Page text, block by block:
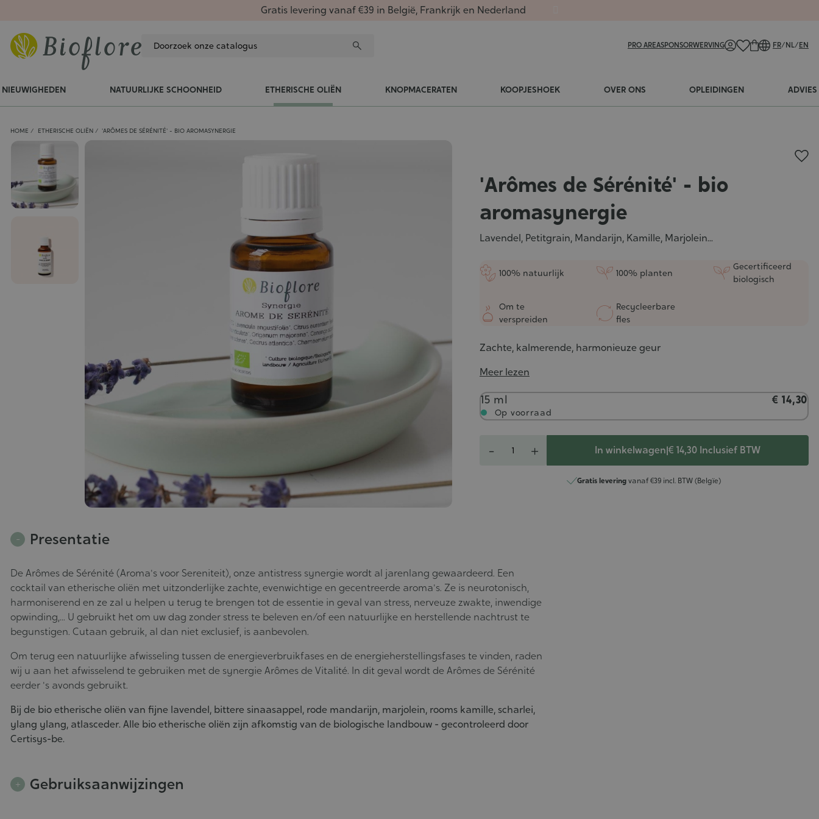
Gratis levering vanaf €39 in België, Frankrijk en Nederland
PRO AREASPONSORWERVING FR/NL/EN
NIEUWIGHEDEN NATUURLIJKE SCHOONHEID ETHERISCHE OLIËN KNOPMACERATEN KOOPJESHOEK OVER ONS OPLEIDINGEN ADVIES
HOME ETHERISCHE OLIËN 'ARÔMES DE SÉRÉNITÉ' - BIO AROMASYNERGIE
'Arômes de Sérénité' - bio
aromasynergie
Lavendel, Petitgrain, Mandarijn, Kamille, Marjolein...
100% natuurlijk 100% planten
Gecertificeerd
biologisch
Om te
verspreiden
Recycleerbare
fles
Zachte, kalmerende, harmonieuze geur
Meer lezen
Inhoud
15 ml € 14,30
Op voorraad
- + In winkelwagen|€ 14,30 Inclusief BTW
Gratis leveringvanaf €39 incl. BTW (Belgïe)
Presentatie
De Arômes de Sérénité (Aroma's voor Sereniteit), onze antistress synergie wordt al jarenlang gewaardeerd. Een
cocktail van etherische oliën met uitzonderlijke zachte, evenwichtige en gecentreerde aroma's. Ze is neurotonisch,
harmoniserend en ze zal u helpen u terug te brengen tot de essentie in geval van stress, nerveuze zwakte, inwendige
opwinding,... U gebruikt het om uw dag zonder stress te beleven en/of een natuurlijke en herstellende nachtrust te
begunstigen. Cutaan gebruik, al dan niet exclusief, is aanbevolen.
Om terug een natuurlijke afwisseling tussen de energieverbruikfases en de energieherstellingsfases te vinden, raden
wij u aan het afwisselend te gebruiken met de synergie Arômes de Vitalité. In dit geval wordt de Arômes de Sérénité
eerder 's avonds gebruikt.
Bij de bio etherische oliën van fijne lavendel, bittere sinaasappel, rode mandarijn, marjolein, rooms kamille, scharlei,
ylang ylang, atlasceder. Alle bio etherische oliën zijn afkomstig van de biologische landbouw - gecontroleerd door
Certisys-be.
Gebruiksaanwijzingen